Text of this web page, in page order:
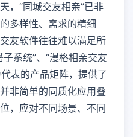
，“同城交友相亲”已非
多样性、需求的精细
友软件往往难以满足所
系统”、“漫格相亲交友
表的产品矩阵，提供了
非简单的同质化应用叠
，应对不同场景、不同